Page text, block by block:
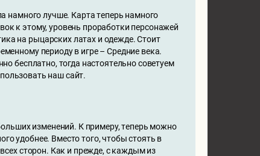
намного лучше. Карта теперь намного
к этому, уровень проработки персонажей
на рыцарских латах и одежде. Стоит
периоду в игре – Средние века.
бесплатно, тогда настоятельно советуем
наш сайт.
изменений. К примеру, теперь можно
удобнее. Вместо того, чтобы стоять в
сторон. Как и прежде, с каждым из